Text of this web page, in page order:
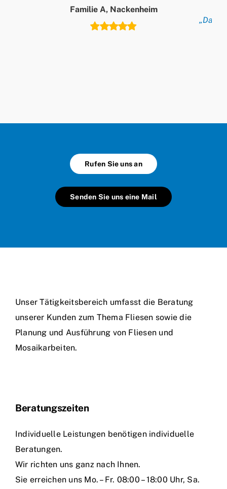
Familie A, Nackenheim
Rufen Sie uns an
Senden Sie uns eine Mail
Unser Tätigkeitsbereich umfasst die Beratung
unserer Kunden zum Thema Fliesen sowie die
Planung und Ausführung von Fliesen und
Mosaikarbeiten.
Beratungszeiten
Individuelle Leistungen benötigen individuelle
Beratungen.
Wir richten uns ganz nach Ihnen.
Sie erreichen uns Mo. – Fr. 08:00 – 18:00 Uhr, Sa.